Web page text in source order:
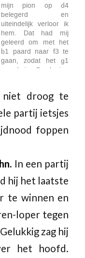
niet droog te
partij ietsjes
foppen
In een partij
hij het laatste
te winnen en
loper tegen
zag hij
het hoofd.